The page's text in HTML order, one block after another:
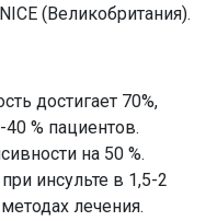
(Великобритания).
достигает 70%,
% пациентов.
на 50 %.
инсульте в 1,5-2
лечения.